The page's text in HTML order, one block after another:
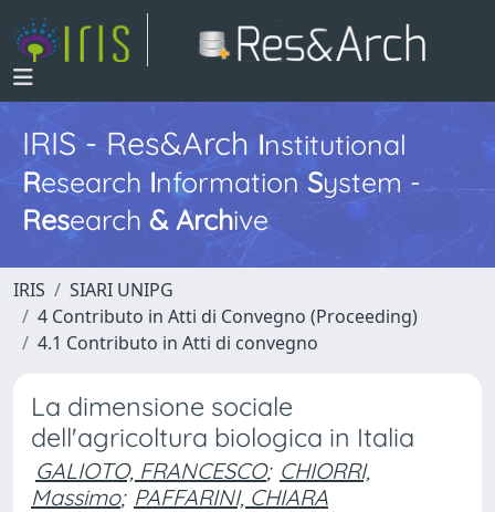
IRIS - Res&ArchInstitutional
Research InformationSystem -
Research & Archive
IRIS
SIARI UNIPG
4 Contributo in Atti di Convegno (Proceeding)
4.1 Contributo in Atti di convegno
La dimensione sociale
dell'agricoltura biologica in Italia
GALIOTO, FRANCESCO; CHIORRI,
Massimo; PAFFARINI, CHIARA